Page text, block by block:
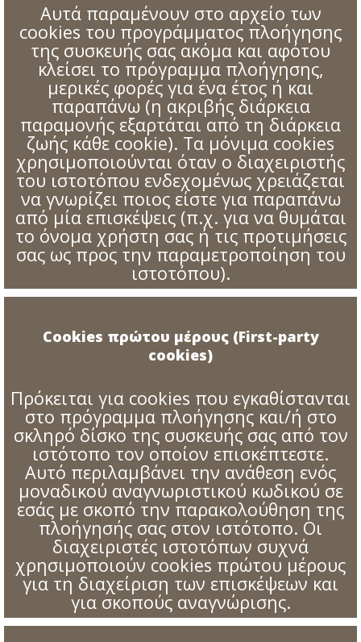
Αυτά παραμένουν στο αρχείο των
cookies του προγράμματος πλοήγησης
της συσκευής σας ακόμα και αφότου
κλείσει το πρόγραμμα πλοήγησης,
μερικές φορές για ένα έτος ή και
παραπάνω (η ακριβής διάρκεια
παραμονής εξαρτάται από τη διάρκεια
ζωής κάθε cookie). Τα μόνιμα cookies
χρησιμοποιούνται όταν ο διαχειριστής
του ιστοτόπου ενδεχομένως χρειάζεται
να γνωρίζει ποιος είστε για παραπάνω
από μία επισκέψεις (π.χ. για να θυμάται
το όνομα χρήστη σας ή τις προτιμήσεις
σας ως προς την παραμετροποίηση του
ιστοτόπου).
Cookies πρώτου μέρους (First-party
cookies)
Πρόκειται για cookies που εγκαθίστανται
στο πρόγραμμα πλοήγησης και/ή στο
σκληρό δίσκο της συσκευής σας από τον
ιστότοπο τον οποίον επισκέπτεστε.
Αυτό περιλαμβάνει την ανάθεση ενός
μοναδικού αναγνωριστικού κωδικού σε
εσάς με σκοπό την παρακολούθηση της
πλοήγησής σας στον ιστότοπο. Οι
διαχειριστές ιστοτόπων συχνά
χρησιμοποιούν cookies πρώτου μέρους
για τη διαχείριση των επισκέψεων και
για σκοπούς αναγνώρισης.